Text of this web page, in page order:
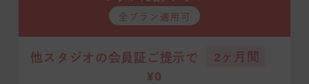
全プラン適用可
他スタジオの会員証ご提示で
2ヶ月間
¥0